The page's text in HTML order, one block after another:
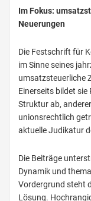
Im Fokus:
Neuerungen
Die Festschrift für
im Sinne seines
umsatzsteuerliche
Einerseits bildet
Struktur ab,
unionsrechtlich
aktuelle Judikatur
Die Beiträge
Dynamik und
Vordergrund steht
Lösung.